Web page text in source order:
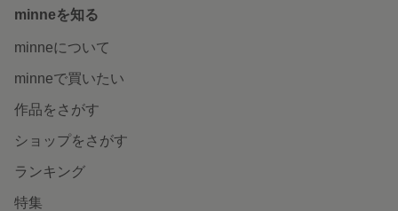
minneを知る
minneについて
minneで買いたい
作品をさがす
ショップをさがす
ランキング
特集